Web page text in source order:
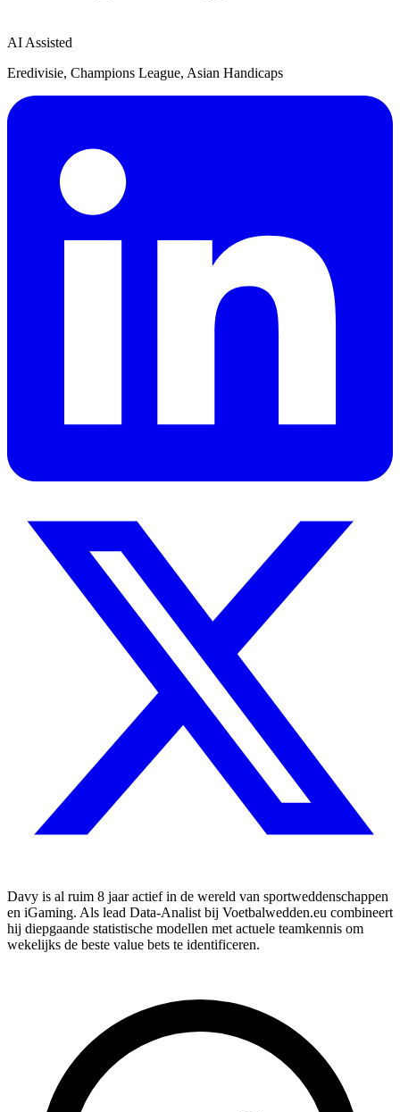
AI Assisted
Eredivisie, Champions League, Asian Handicaps
Davy is al ruim 8 jaar actief in de wereld van sportweddenschappen
en iGaming. Als lead Data-Analist bij Voetbalwedden.eu combineert
hij diepgaande statistische modellen met actuele teamkennis om
wekelijks de beste value bets te identificeren.